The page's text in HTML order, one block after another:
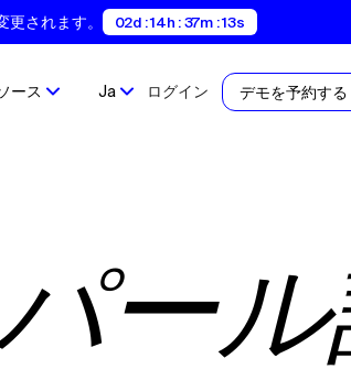
されます。 02d : 14h : 37m : 12s
ース Ja ログイン デモを予約する
ー